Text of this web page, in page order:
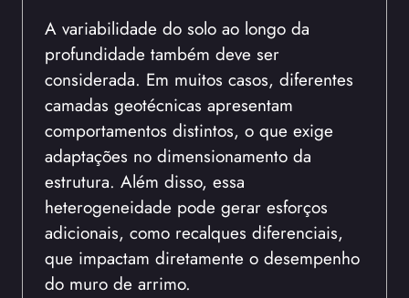
A variabilidade do solo ao longo da
profundidade também deve ser
considerada. Em muitos casos, diferentes
camadas geotécnicas apresentam
comportamentos distintos, o que exige
adaptações no dimensionamento da
estrutura. Além disso, essa
heterogeneidade pode gerar esforços
adicionais, como recalques diferenciais,
que impactam diretamente o desempenho
do muro de arrimo.